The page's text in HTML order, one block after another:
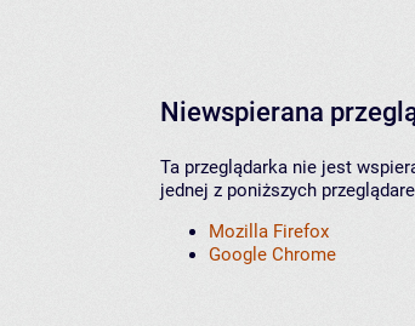
Niewspierana
Ta przeglądarka nie jest
jednej z poniższych
Mozilla Firefox
Google Chrome